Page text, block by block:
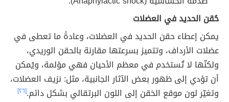
حُقن الحديد في العضلات
يمكن إعطاء حقن الحديد في العضلات، وعادةً ما تعطى في
عضلات الأرداف، وتتميز بسرعتها مقارنة بالحقن الوريدي،
ولكنّها لا تُستخدم في معظم الأحيان فهي مؤلمة، ويُمكن
أن تؤدي إلى ظهور بعض الآثار الجانبية، مثل: نزيف العضلات،
وتغيّر لون موقع الحَقن إلى اللون البرتقالي بشكل دائم.[٢٦]